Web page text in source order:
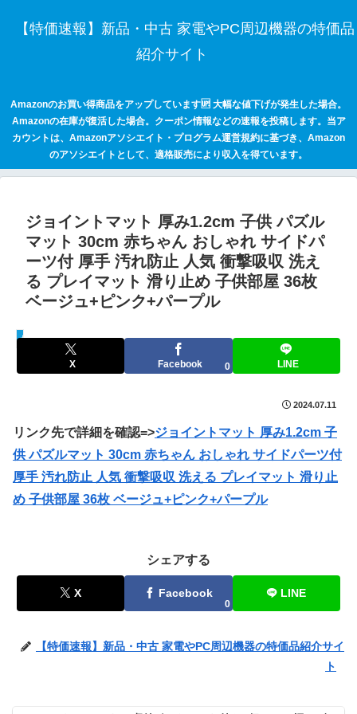
【特価速報】新品・中古 家電やPC周辺機器の特価品
紹介サイト
Amazonのお買い得商品をアップしています🆙 大幅な値下げが発生した場合。
Amazonの在庫が復活した場合。クーポン情報などの速報を投稿します。当ア
カウントは、Amazonアソシエイト・プログラム運営規約に基づき、Amazon
のアソシエイトとして、適格販売により収入を得ています。
ジョイントマット 厚み1.2cm 子供 パズル
マット 30cm 赤ちゃん おしゃれ サイドパ
ーツ付 厚手 汚れ防止 人気 衝撃吸収 洗え
る プレイマット 滑り止め 子供部屋 36枚
ベージュ+ピンク+パープル
セールハンター 激安情報まとめサイト
X Facebook 0 LINE
2024.07.11
リンク先で詳細を確認=>ジョイントマット 厚み1.2cm 子
供 パズルマット 30cm 赤ちゃん おしゃれ サイドパーツ付
厚手 汚れ防止 人気 衝撃吸収 洗える プレイマット 滑り止
め 子供部屋 36枚 ベージュ+ピンク+パープル
シェアする
X Facebook
0
LINE
【特価速報】新品・中古 家電やPC周辺機器の特価品紹介サイ
ト